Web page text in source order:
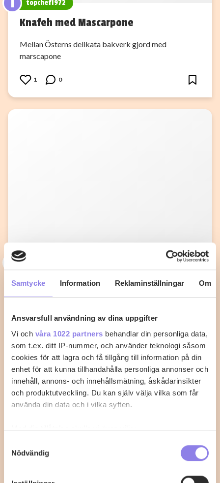
Samtycke Information Reklaminställningar Om
Ansvarsfull användning av dina uppgifter
Vi och våra 1022 partners behandlar din personliga data,
som t.ex. ditt IP-nummer, och använder teknologi såsom
cookies för att lagra och få tillgång till information på din
enhet för att kunna tillhandahålla personliga annonser och
innehåll, annons- och innehållsmätning, åskådarinsikter
och produktutveckling. Du kan själv välja vilka som får
använda din data och i vilka syften.
Med din tillåtelse skulle vi även vilja:
som kan ha en noggrannhet på upp till flera meter
Nödvändig
topchef1972
Knafeh med Mascarpone
Mellan Österns delikata bakverk gjord med
marscapone
1 0
3
Kycklingklubba i ugn – Så lyckas du
med perfekt tillagning
När du vill laga kycklingklubba i ugn är det viktigt att
känna till rätt temperatur…
2 0